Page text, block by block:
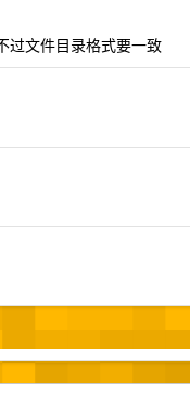
过文件目录格式要一致